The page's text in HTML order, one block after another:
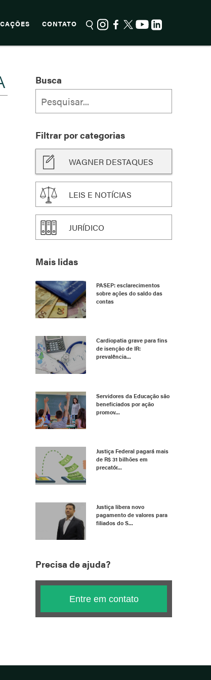
CONTATO
Busca
Filtrar por categorias
WAGNER DESTAQUES
LEIS E NOTÍCIAS
JURÍDICO
Mais lidas
PASEP: esclarecimentos
sobre ações do saldo das
contas
Cardiopatia grave para fins
de isenção de IR:
prevalência...
Servidores da Educação são
beneficiados por ação
promov...
Justiça Federal pagará mais
de R$ 31 bilhões em
precatór...
Justiça libera novo
pagamento de valores para
filiados do S...
Precisa de ajuda?
Entre em contato